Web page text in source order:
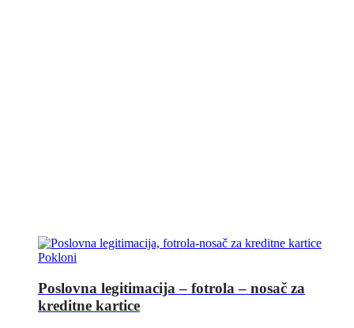
Pokloni
Poslovna legitimacija – fotrola – nosač za
kreditne kartice